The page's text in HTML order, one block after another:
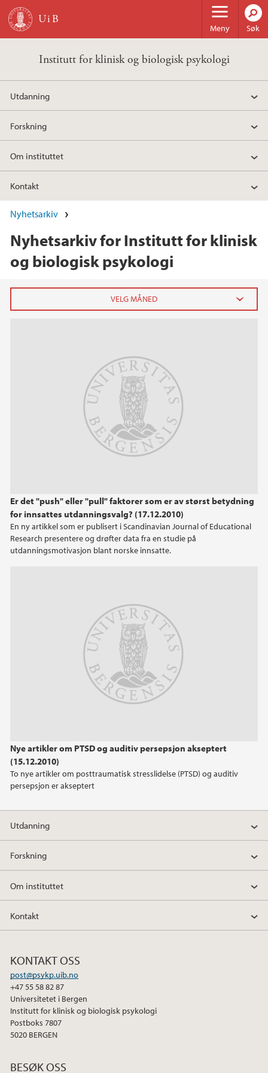
Hopp til hovedinnhold
Meny Søk
Institutt for klinisk og biologisk psykologi
Utdanning
Forskning
Om instituttet
Kontakt
Nyhetsarkiv
Nyhetsarkiv for Institutt for klinisk
og biologisk psykologi
Er det "push" eller "pull" faktorer som er av størst betydning
for innsattes utdanningsvalg? (17.12.2010)
En ny artikkel som er publisert i Scandinavian Journal of Educational
Research presentere og drøfter data fra en studie på
utdanningsmotivasjon blant norske innsatte.
Nye artikler om PTSD og auditiv persepsjon akseptert
(15.12.2010)
To nye artikler om posttraumatisk stresslidelse (PTSD) og auditiv
persepsjon er akseptert
2017
2014
2013
2010
2009
Utdanning
Forskning
Om instituttet
Kontakt
KONTAKT OSS
post@psykp.uib.no
+47 55 58 82 87
Universitetet i Bergen
Institutt for klinisk og biologisk psykologi
Postboks 7807
5020 BERGEN
BESØK OSS